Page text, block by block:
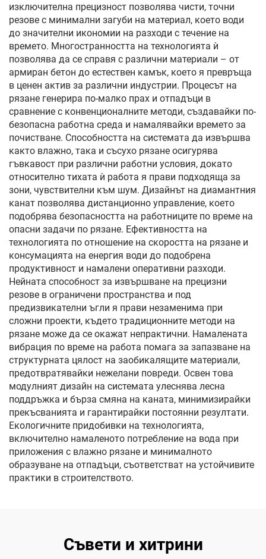
изключителна прецизност позволява чисти, точни
резове с минимални загуби на материал, което води
до значителни икономии на разходи с течение на
времето. Многостранността на технологията ѝ
позволява да се справя с различни материали – от
армиран бетон до естествен камък, което я превръща
в ценен актив за различни индустрии. Процесът на
рязане генерира по-малко прах и отпадъци в
сравнение с конвенционалните методи, създавайки по-
безопасна работна среда и намалявайки времето за
почистване. Способността на системата да извършва
както влажно, така и съсухо рязане осигурява
гъвкавост при различни работни условия, докато
относително тихата ѝ работа я прави подходяща за
зони, чувствителни към шум. Дизайнът на диамантния
канат позволява дистанционно управление, което
подобрява безопасността на работниците по време на
опасни задачи по рязане. Ефективността на
технологията по отношение на скоростта на рязане и
консумацията на енергия води до подобрена
продуктивност и намалени оперативни разходи.
Нейната способност за извършване на прецизни
резове в ограничени пространства и под
предизвикателни ъгли я прави незаменима при
сложни проекти, където традиционните методи на
рязане може да се окажат непрактични. Намалената
вибрация по време на работа помага за запазване на
структурната цялост на заобикалящите материали,
предотвратявайки нежелани повреди. Освен това
модулният дизайн на системата улеснява лесна
поддръжка и бърза смяна на каната, минимизирайки
прекъсванията и гарантирайки постоянни резултати.
Екологичните придобивки на технологията,
включително намаленото потребление на вода при
приложения с влажно рязане и минималното
образуване на отпадъци, съответстват на устойчивите
практики в строителството.
Съвети и хитрини